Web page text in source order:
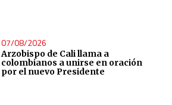
07/08/2026
Arzobispo de Cali llama a
colombianos a unirse en oración
por el nuevo Presidente